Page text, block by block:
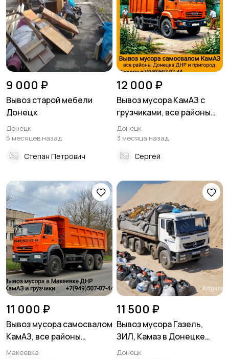
9 000 ₽
Вывоз старой мебели
Донецк
Донецк
5 месяцев назад
Степан Петрович
12 000 ₽
Вывоз мусора КамАЗ с
грузчиками, все районы
Донецка ДНР
Донецк
3 месяца назад
Сергей
11 000 ₽
Вывоз мусора самосвалом
КамАЗ, все районы
Макеевки
Макеевка
11 500 ₽
Вывоз мусора Газель,
ЗИЛ, Камаз в Донецке
Макеевке ДНР
Донецк